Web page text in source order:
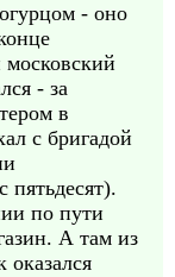
- оно
- за
в
с бригадой
пятьдесят).
по пути
А там из
оказался